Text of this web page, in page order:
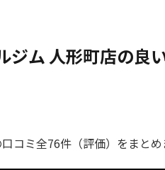
ジム 人形町店の良
コミ全76件（評価）をまとめ